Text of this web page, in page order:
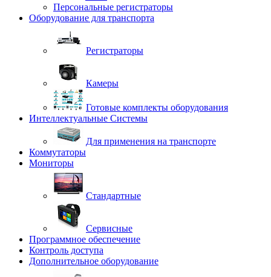
Персональные регистраторы
Оборудование для транспорта
Регистраторы
Камеры
Готовые комплекты оборудования
Интеллектуальные Системы
Для применения на транспорте
Коммутаторы
Мониторы
Стандартные
Сервисные
Программное обеспечение
Контроль доступа
Дополнительное оборудование